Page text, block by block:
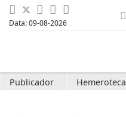
Data: 09-08-2026
Publicador Hemeroteca